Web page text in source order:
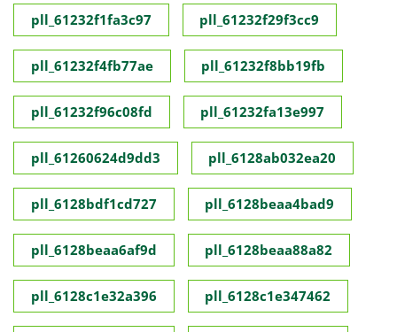
pll_61232f1fa3c97 pll_61232f29f3cc9
pll_61232f4fb77ae pll_61232f8bb19fb
pll_61232f96c08fd pll_61232fa13e997
pll_61260624d9dd3 pll_6128ab032ea20
pll_6128bdf1cd727 pll_6128beaa4bad9
pll_6128beaa6af9d pll_6128beaa88a82
pll_6128c1e32a396 pll_6128c1e347462